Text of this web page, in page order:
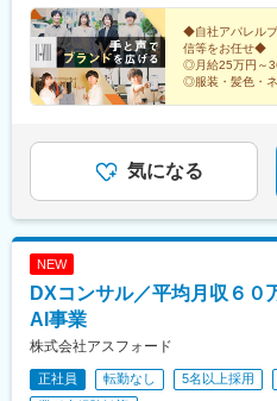
◆自社アパレル
信等をお任せ◆
◎月給25万円～
◎服装・髪色・ネ
気になる
NEW
DXコンサル／平均月収６０
AI事業
株式会社アスフォード
正社員 転勤なし 5名以上採用